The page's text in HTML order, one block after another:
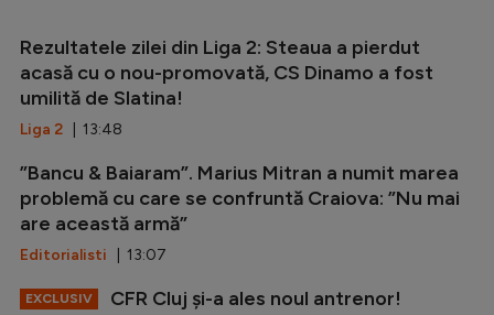
Rezultatele zilei din Liga 2: Steaua a pierdut
acasă cu o nou-promovată, CS Dinamo a fost
umilită de Slatina!
Liga 2 | 13:48
”Bancu & Baiaram”. Marius Mitran a numit marea
problemă cu care se confruntă Craiova: ”Nu mai
are această armă”
Editorialisti | 13:07
EXCLUSIV
CFR Cluj și-a ales noul antrenor!